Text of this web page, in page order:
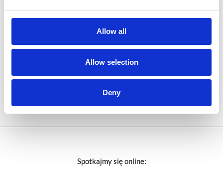
Allow all
Allow selection
Deny
Rozwiązania Microsoft
Webinar
Spotkajmy się online: